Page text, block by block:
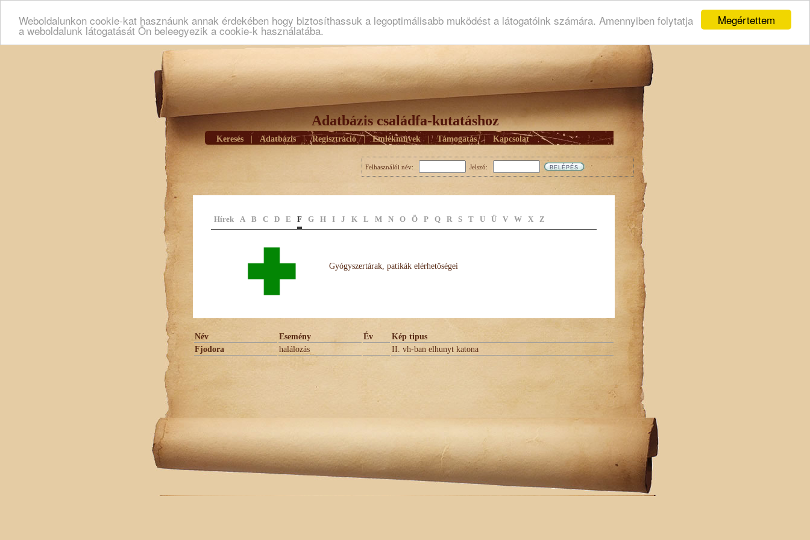
Megértettem
Weboldalunkon cookie-kat hasznáunk annak érdekében hogy biztosíthassuk a legoptimálisabb muködést a látogatóink számára. Amennyiben folytatja
a weboldalunk látogatását Ön beleegyezik a cookie-k használatába.
Adatbázis családfa-kutatáshoz
Keresés Adatbázis | Regisztráció | Emlékmûvek | Támogatás | Kapcsolat
Felhasználói név: Jelszó:
Hírek A B C D E F G H I J K L M N O Ö P Q R S T U Ü V W X Z
Gyógyszertárak, patikák elérhetöségei
Név Esemény Év
Kép tipus
Fjodora
halálozás II. vh-ban elhunyt katona